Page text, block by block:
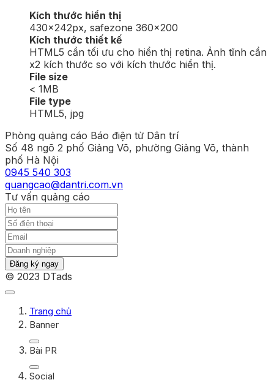
Kích thước hiển thị
430x242px, safezone 360×200
Kích thước thiết kế
HTML5 cần tối ưu cho hiển thị retina. Ảnh tĩnh cần
x2 kích thước so với kích thước hiển thị.
File size
< 1MB
File type
HTML5, jpg
Phòng quảng cáo Báo điện tử Dân trí
Số 48 ngõ 2 phố Giảng Võ, phường Giảng Võ, thành
phố Hà Nội
0945 540 303
quangcao@dantri.com.vn
Tư vấn quảng cáo
Đăng ký ngay
© 2023 DTads
Trang chủ
Banner
Bài PR
Social